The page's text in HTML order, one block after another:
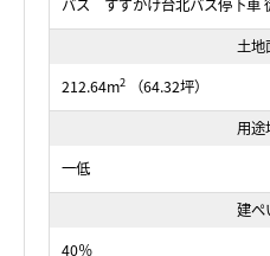
バス すずかけ台北バス停下車
土地
212.64m2
（64.32坪）
用途
一低
建ぺ
40％